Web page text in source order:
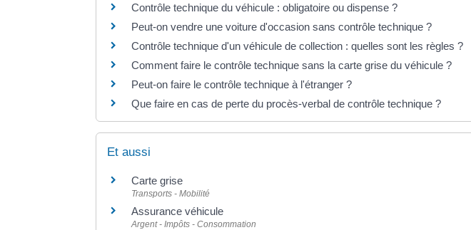
Contrôle technique du véhicule : obligatoire ou dispense ?
Peut-on vendre une voiture d'occasion sans contrôle technique ?
Contrôle technique d'un véhicule de collection : quelles sont les règles ?
Comment faire le contrôle technique sans la carte grise du véhicule ?
Peut-on faire le contrôle technique à l'étranger ?
Que faire en cas de perte du procès-verbal de contrôle technique ?
Et aussi
Carte grise
Transports - Mobilité
Assurance véhicule
Argent - Impôts - Consommation